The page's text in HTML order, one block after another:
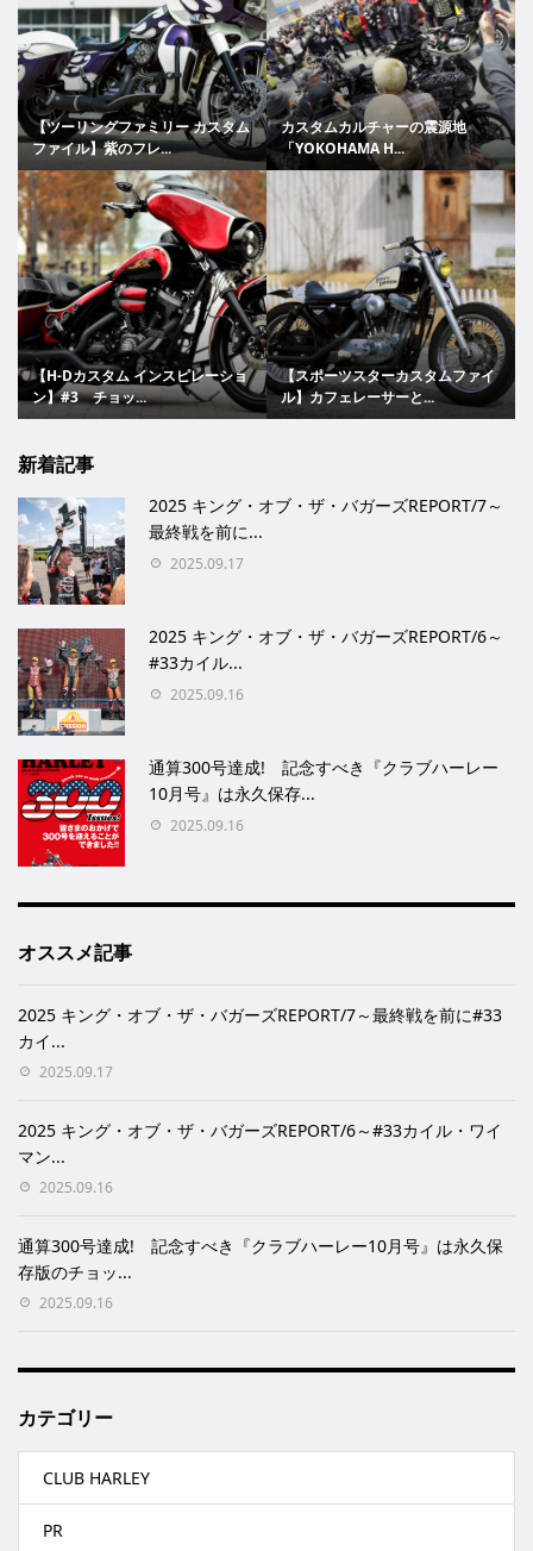
【ツーリングファミリー カスタム
ファイル】紫のフレ...
カスタムカルチャーの震源地
「YOKOHAMA H...
【H-Dカスタム インスピレーショ
ン】#3 チョッ...
【スポーツスターカスタムファイ
ル】カフェレーサーと...
新着記事
2025 キング・オブ・ザ・バガーズREPORT/7～
最終戦を前に...
2025.09.17
2025 キング・オブ・ザ・バガーズREPORT/6～
#33カイル...
2025.09.16
通算300号達成! 記念すべき『クラブハーレー
10月号』は永久保存...
2025.09.16
オススメ記事
2025 キング・オブ・ザ・バガーズREPORT/7～最終戦を前に#33
カイ...
2025.09.17
2025 キング・オブ・ザ・バガーズREPORT/6～#33カイル・ワイ
マン...
2025.09.16
通算300号達成! 記念すべき『クラブハーレー10月号』は永久保
存版のチョッ...
2025.09.16
カテゴリー
CLUB HARLEY
PR